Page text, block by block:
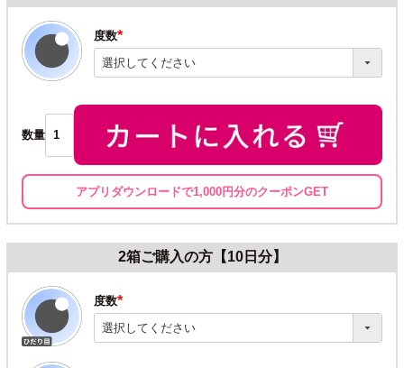
度数
(必
須)
数量
アプリダウンロードで1,000円分のクーポンGET
2箱ご購入の方【10日分】
度数
(必
須)